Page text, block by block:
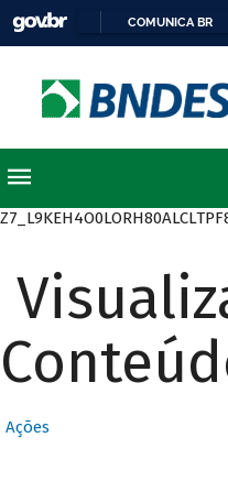
COMUNICA BR
Ações